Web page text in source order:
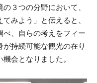
３つの分野において、
みよう」と伝えると、
、自らの考えをフィー
が持続可能な観光の在り
会となりました。